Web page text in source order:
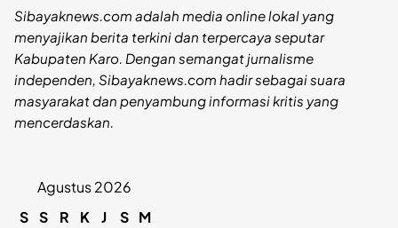
Sibayaknews.com adalah media online lokal yang
menyajikan berita terkini dan terpercaya seputar
Kabupaten Karo. Dengan semangat jurnalisme
independen, Sibayaknews.com hadir sebagai suara
masyarakat dan penyambung informasi kritis yang
mencerdaskan.
Agustus 2026
S S R K J S M